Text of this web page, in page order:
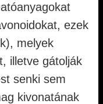
ezek
melyek
illetve gátolják
senki sem
kivonatának